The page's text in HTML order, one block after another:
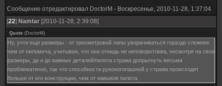
Сообщение отредактировал DoctorM - Воскресенье, 2010-11-28, 1:37:04
[22] Namtar [2010-11-28, 2:39:08]
Quote (DoctorM )
Ну, учти еще размеры - от трехметровой лапы уворачиваться гораздо сложнее
чем от пиломеча, учитывая, что она отнюдь не неповоротлива, несмотря на свои
размеры, да и до важных деталей/пилота стража допрыгнуть весьма
проблематично, так что способности руконогопашной у стража происходят
больше от его конструкции, чем от навыков пилота.